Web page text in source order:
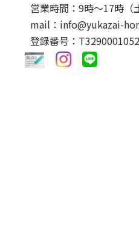
営業時間：9時～17時（
mail：info@yukazai-
登録番号：